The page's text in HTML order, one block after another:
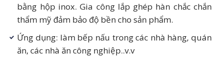
bằng hộp inox. Gia công lắp ghép hàn chắc chắn
thẩm mỹ đảm bảo độ bền cho sản phẩm.
Ứng dụng: làm bếp nấu trong các nhà hàng, quán
ăn, các nhà ăn công nghiệp..v.v